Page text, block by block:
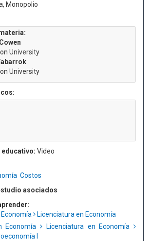
Monopolio
University
University
Video
Costos
asociados
Licenciatura en Economía
Economía
Licenciatura en Economía
I